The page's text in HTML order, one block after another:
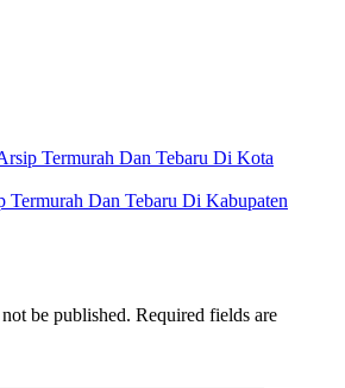
Termurah Dan Tebaru Di Kota
Termurah Dan Tebaru Di Kabupaten
be published. Required fields are